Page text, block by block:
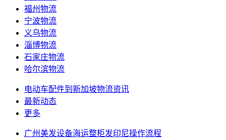
福州物流
宁波物流
义乌物流
淄博物流
石家庄物流
哈尔滨物流
电动车配件到新加坡物流资讯
最新动态
更多
广州美发设备海运整柜发印尼操作流程